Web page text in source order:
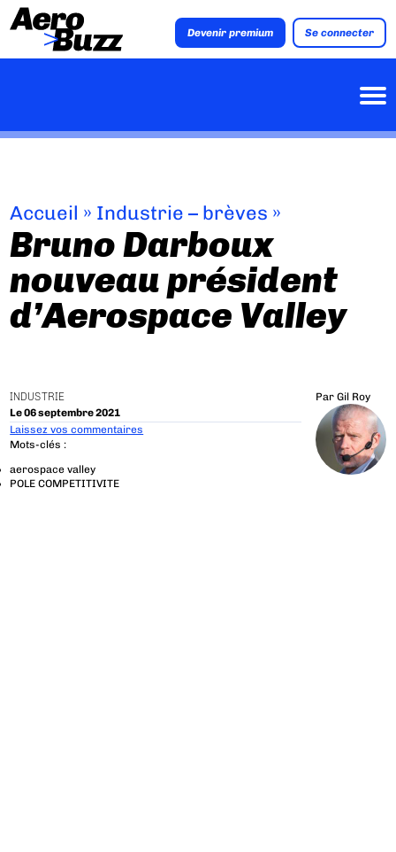
Devenir premium Se connecter
Accueil » Industrie – brèves »
Bruno Darboux
nouveau président
d’Aerospace Valley
INDUSTRIE
Le 06 septembre 2021
Par Gil Roy
Laissez vos commentaires
Mots-clés :
aerospace valley
POLE COMPETITIVITE